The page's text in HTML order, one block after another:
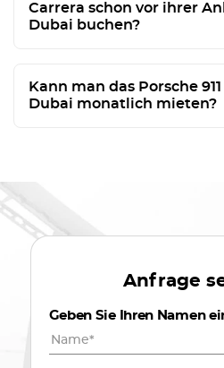
Carrera schon vor ihrer
Dubai buchen?
Kann man das Porsche
Dubai monatlich mieten?
Anfrage
Geben Sie Ihren Namen